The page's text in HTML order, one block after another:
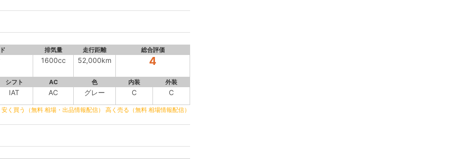
排気量 走行距離 総合評価
1600cc 52,000km 4
シフト AC 色 内装 外装
IAT AC グレー C C
安く買う（無料 相場・出品情報配信） 高く売る（無料 相場情報配信）